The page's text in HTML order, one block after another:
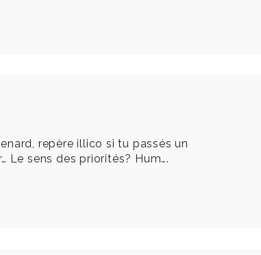
repère illico si tu passés un
Le sens des priorités? Hum….